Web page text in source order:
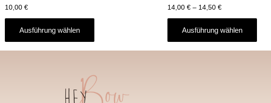
10,00 €
Ausführung wählen
14,00 € – 14,50 €
Ausführung wählen